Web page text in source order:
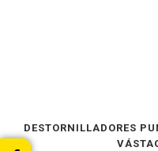
DESTORNILLADORES